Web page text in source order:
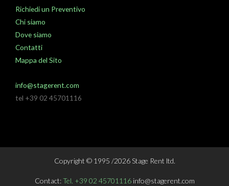
Richiedi un Preventivo
Chi siamo
Dove siamo
Contatti
Mappa del Sito
info@stagerent.com
tel +39 02 45701116
Copyright © 1995 /2026 Stage Rent ltd.
Contact:Tel. +39 02 45701116 info@stagerent.com